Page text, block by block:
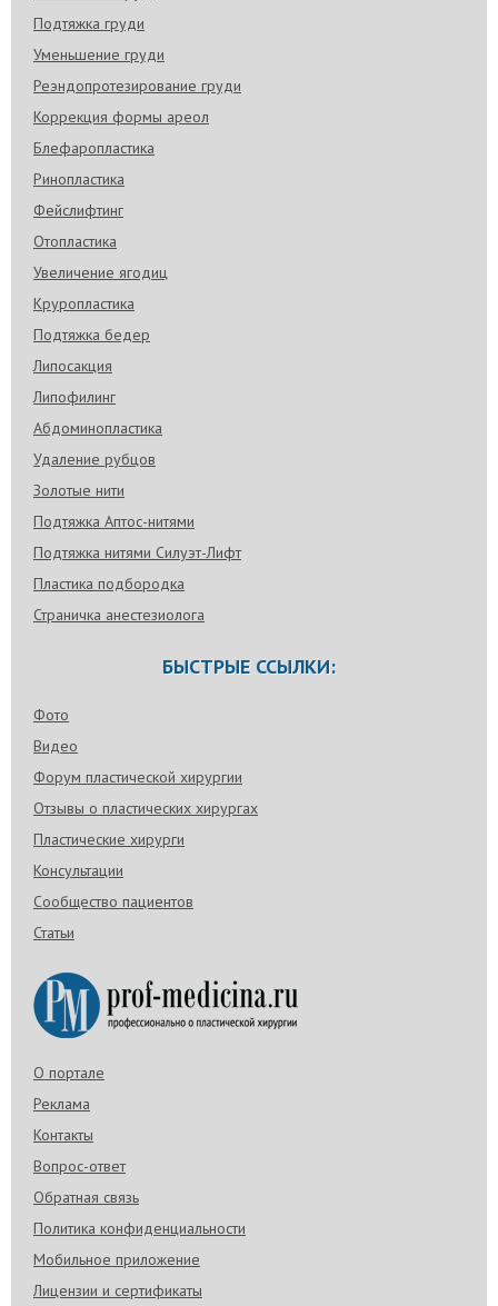
Подтяжка груди
Уменьшение груди
Реэндопротезирование груди
Коррекция формы ареол
Блефаропластика
Ринопластика
Фейслифтинг
Отопластика
Увеличение ягодиц
Круропластика
Подтяжка бедер
Липосакция
Липофилинг
Абдоминопластика
Удаление рубцов
Золотые нити
Подтяжка Аптос-нитями
Подтяжка нитями Силуэт-Лифт
Пластика подбородка
Страничка анестезиолога
БЫСТРЫЕ ССЫЛКИ:
Фото
Видео
Форум пластической хирургии
Отзывы о пластических хирургах
Пластические хирурги
Консультации
Сообщество пациентов
Статьи
О портале
Реклама
Контакты
Вопрос-ответ
Обратная связь
Политика конфиденциальности
Мобильное приложение
Лицензии и сертификаты